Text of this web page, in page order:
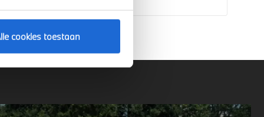
cookies toestaan